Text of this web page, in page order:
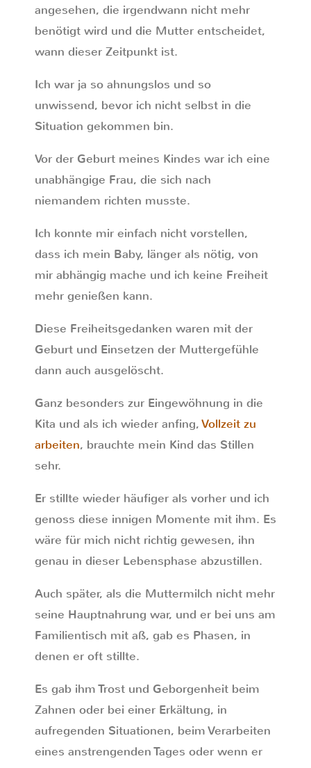
angesehen, die irgendwann nicht mehr
benötigt wird und die Mutter entscheidet,
wann dieser Zeitpunkt ist.
Ich war ja so ahnungslos und so
unwissend, bevor ich nicht selbst in die
Situation gekommen bin.
Vor der Geburt meines Kindes war ich eine
unabhängige Frau, die sich nach
niemandem richten musste.
Ich konnte mir einfach nicht vorstellen,
dass ich mein Baby, länger als nötig, von
mir abhängig mache und ich keine Freiheit
mehr genießen kann.
Diese Freiheitsgedanken waren mit der
Geburt und Einsetzen der Muttergefühle
dann auch ausgelöscht.
Ganz besonders zur Eingewöhnung in die
Kita und als ich wieder anfing,Vollzeit zu
arbeiten, brauchte mein Kind das Stillen
sehr.
Er stillte wieder häufiger als vorher und ich
genoss diese innigen Momente mit ihm. Es
wäre für mich nicht richtig gewesen, ihn
genau in dieser Lebensphase abzustillen.
Auch später, als die Muttermilch nicht mehr
seine Hauptnahrung war, und er bei uns am
Familientisch mit aß, gab es Phasen, in
denen er oft stillte.
Es gab ihm Trost und Geborgenheit beim
Zahnen oder bei einer Erkältung, in
aufregenden Situationen, beim Verarbeiten
eines anstrengenden Tages oder wenn er